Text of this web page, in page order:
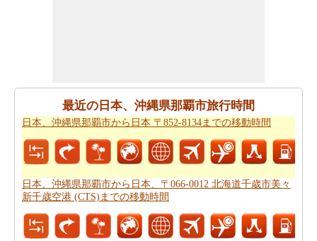
日本、沖縄県那覇市から日本、神奈川県横浜市までの旅
する方法については、旅行の要約を取得します。
はできません。あなたは飛行機で行く方が良いかもしれ
ません。日本、沖縄県那覇市から日本、神奈川県横浜市
までの飛行時間をもらいます。
新しい場所に行くの後、あなたの目的地へのルートを知
ることが重要です。場合はルートを認識していません、
最近の日本、沖縄県那覇市旅行時間
日本、沖縄県那覇市から日本 〒852-8134までの移動時間
日本、沖縄県那覇市から日本、〒066-0012 北海道千歳市美々
新千歳空港 (CTS)までの移動時間